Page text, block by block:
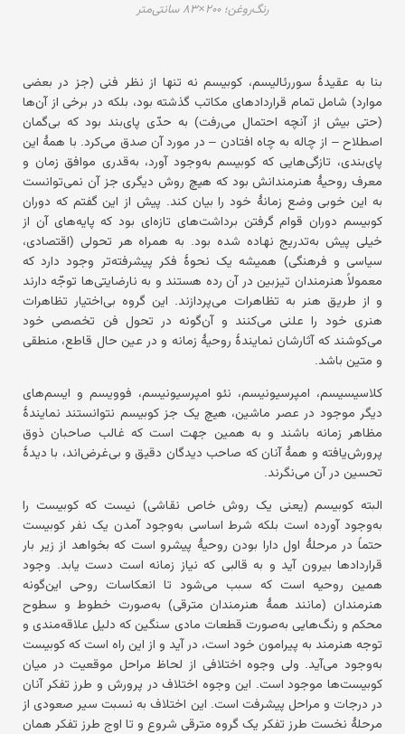
رنگ‌روغن؛ ۲۰۰×۸۳ سانتی‌متر
بنا به عقیدهٔ سوررئالیسم، کوبیسم نه تنها از نظر فنی (جز در بعضی
موارد) شامل تمام قراردادهای مکاتب گذشته بود، بلکه در برخی از آن‌ها
(حتی بیش از آنچه احتمال می‌رفت) به حدّی پای‌بند بود که بی‌گمان
اصطلاح – از چاله به چاه افتادن – در مورد آن صدق می‌کرد. با همهٔ این
پای‌بندی، تازگی‌هایی که کوبیسم به‌وجود آورد، به‌قدری موافق زمان و
معرف روحیهٔ هنرمندانش بود که هیچ روش دیگری جز آن نمی‌توانست
به این خوبی وضع زمانهٔ خود را بیان کند. پیش از این گفتم که دوران
کوبیسم دوران قوام گرفتن برداشت‌های تازه‌ای بود که پایه‌های آن از
خیلی پیش به‌تدریج نهاده شده بود. به همراه هر تحولی (اقتصادی،
سیاسی و فرهنگی) همیشه یک نحوهٔ فکر پیشرفته‌تر وجود دارد که
معمولاً هنرمندان تیزبین در آن رده هستند و به نارضایتی‌ها توجّه دارند
و از طریق هنر به تظاهرات می‌پردازند. این گروه بی‌اختیار تظاهرات
هنری خود را علنی می‌کنند و آن‌گونه در تحول فن تخصصی خود
می‌کوشند که آثارشان نمایندهٔ روحیهٔ زمانه و در عین حال قاطع، منطقی
و متین باشد.
کلاسیسیسم، امپرسیونیسم، نئو امپرسیونیسم، فوویسم و ایسم‌های
دیگر موجود در عصر ماشین، هیچ یک جز کوبیسم نتوانستند نمایندهٔ
مظاهر زمانه باشند و به همین جهت است که غالب صاحبان ذوق
پرورش‌یافته و همهٔ آنان که صاحب دیدگان دقیق و بی‌غرض‌اند، با دیدهٔ
تحسین در آن می‌نگرند.
البته کوبیسم (یعنی یک روش خاص نقاشی) نیست که کوبیست را
به‌وجود آورده است بلکه شرط اساسی به‌وجود آمدن یک نفر کوبیست
حتماً در مرحلهٔ اول دارا بودن روحیهٔ پیشرو است که بخواهد از زیر بار
قراردادها بیرون آید و به قالبی که نیاز زمانه است دست یابد. وجود
همین روحیه است که سبب می‌شود تا انعکاسات روحی این‌گونه
هنرمندان (مانند همهٔ هنرمندان مترقی) به‌صورت خطوط و سطوح
محکم و رنگ‌هایی به‌صورت قطعات مادی سنگین که دلیل علاقه‌مندی و
توجه هنرمند به پیرامون خود است، در آید و از این راه است که کوبیست
به‌وجود می‌آید. ولی وجوه اختلافی از لحاظ مراحل موقعیت در میان
کوبیست‌ها موجود است. این وجوه اختلاف در پرورش و طرز تفکر آنان
در درجات و مراحل پیشرفت است. این اختلاف به نسبت سیر صعودی از
مرحلهٔ نخست طرز تفکر یک گروه مترقی شروع و تا اوج طرز تفکر همان